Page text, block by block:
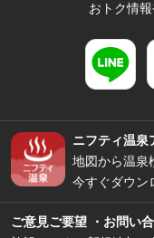
おトク情
ニフティ温泉
地図から温泉
今すぐダウン
ご意見ご要望 ・お問い